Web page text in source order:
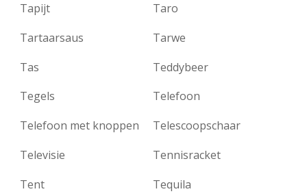
Tapijt
Taro
Tartaarsaus
Tarwe
Tas
Teddybeer
Tegels
Telefoon
Telefoon met knoppen
Telescoopschaar
Televisie
Tennisracket
Tent
Tequila